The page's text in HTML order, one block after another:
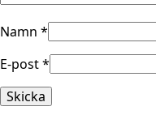
Namn *
E-post*